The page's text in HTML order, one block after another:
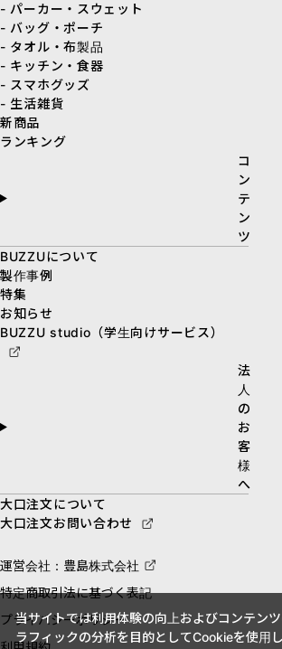
- パーカー・スウェット
- バッグ・ポーチ
- タオル・布製品
- キッチン・食器
- スマホグッズ
- 生活雑貨
新商品
ランキング
コ
ン
テ
ン
ツ
BUZZUについて
製作事例
特集
お知らせ
BUZZU studio（学生向けサービス）
法
人
の
お
客
様
へ
大口注文について
大口注文お問い合わせ
運営会社：豊島株式会社
特定商取引法に基づく表記
プライバシーポリシー
当サイトでは利用体験の向上およびコンテン
ラフィックの分析を目的としてCookieを使用し